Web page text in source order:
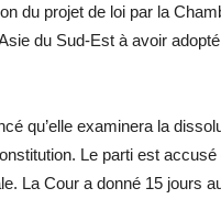
du projet de loi par la
du Sud-Est à avoir
qu’elle examinera la
Le parti est accusé
La Cour a donné 15 jours